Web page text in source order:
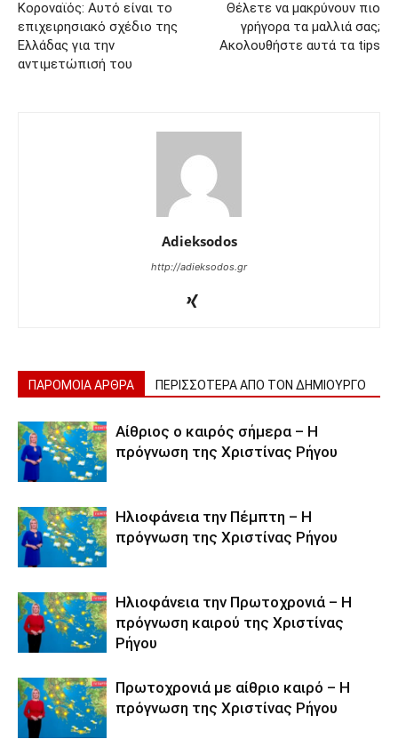
Κοροναϊός: Αυτό είναι το
επιχειρησιακό σχέδιο της
Ελλάδας για την
αντιμετώπισή του
Θέλετε να μακρύνουν πιο
γρήγορα τα μαλλιά σας;
Ακολουθήστε αυτά τα tips
Adieksodos
http://adieksodos.gr
ΠΑΡΟΜΟΙΑ ΑΡΘΡΑ ΠΕΡΙΣΣΟΤΕΡΑ ΑΠΟ ΤΟΝ ΔΗΜΙΟΥΡΓΟ
Αίθριος ο καιρός σήμερα – Η
πρόγνωση της Χριστίνας Ρήγου
Ηλιοφάνεια την Πέμπτη – Η
πρόγνωση της Χριστίνας Ρήγου
Ηλιοφάνεια την Πρωτοχρονιά – Η
πρόγνωση καιρού της Χριστίνας
Ρήγου
Πρωτοχρονιά με αίθριο καιρό – Η
πρόγνωση της Χριστίνας Ρήγου